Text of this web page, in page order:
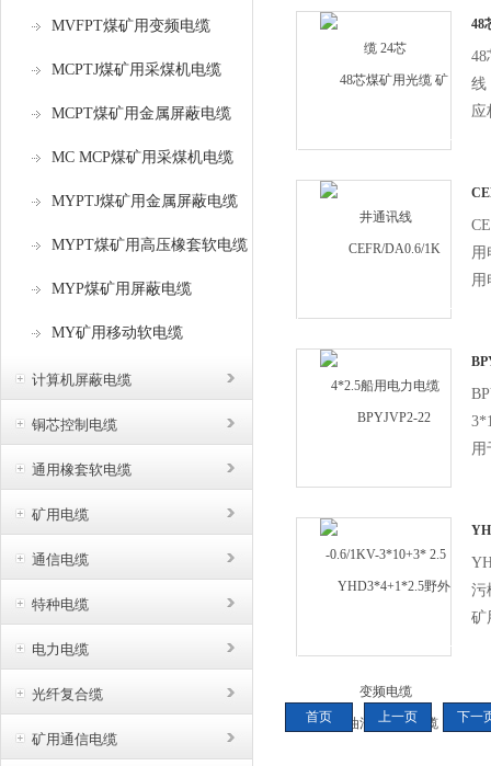
MVFPT煤矿用变频电缆
MCPTJ煤矿用采煤机电缆
MCPT煤矿用金属屏蔽电缆
MC MCP煤矿用采煤机电缆
MYPTJ煤矿用金属屏蔽电缆
MYPT煤矿用高压橡套软电缆
MYP煤矿用屏蔽电缆
MY矿用移动软电缆
计算机屏蔽电缆
铜芯控制电缆
通用橡套软电缆
矿用电缆
通信电缆
特种电缆
电力电缆
光纤复合缆
矿用通信电缆
高
48
48
线
应
高
力
用
用
缆
客
要
关
用
输
套
污
矿
缆
客
首页 上一页 下一